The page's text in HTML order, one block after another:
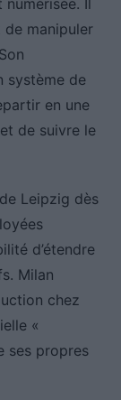
Il
manipuler
système de
en une
de suivre le
Leipzig dès
d’étendre
Milan
chez
«
ses propres